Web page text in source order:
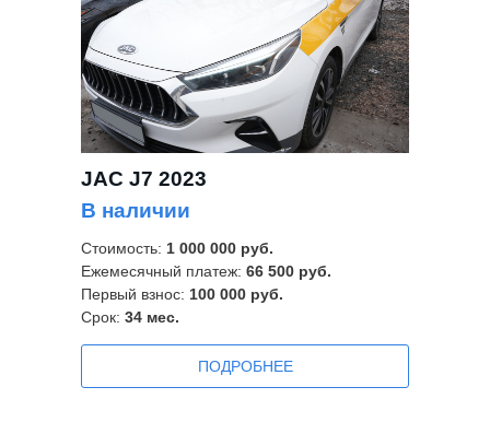
Стоимость: 1 000 000 руб.
Ежемесячный платеж: 66 500 руб.
Первый взнос: 100 000 руб.
Срок: 34 мес.
ПОДРОБНЕЕ
JAC J7 2023
В наличии